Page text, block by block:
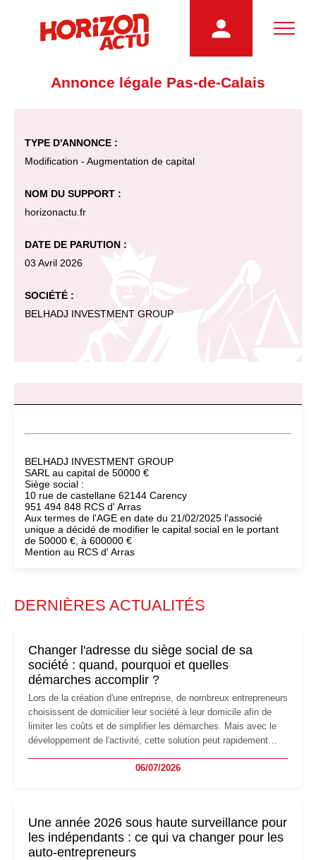
Annonce légale Pas-de-Calais
TYPE D'ANNONCE :
Modification - Augmentation de capital
NOM DU SUPPORT :
horizonactu.fr
DATE DE PARUTION :
03 Avril 2026
SOCIÉTÉ :
BELHADJ INVESTMENT GROUP
BELHADJ INVESTMENT GROUP
SARL au capital de 50000 €
Siège social :
10 rue de castellane 62144 Carency
951 494 848 RCS d' Arras
Aux termes de l'AGE en date du 21/02/2025 l'associé
unique a décidé de modifier le capital social en le portant
de 50000 €, à 600000 €
Mention au RCS d' Arras
DERNIÈRES ACTUALITÉS
Changer l'adresse du siège social de sa
société : quand, pourquoi et quelles
démarches accomplir ?
Lors de la création d'une entreprise, de nombreux entrepreneurs
choisissent de domicilier leur société à leur domicile afin de
limiter les coûts et de simplifier les démarches. Mais avec le
développement de l'activité, cette solution peut rapidement
professionnels, recrutement, image de marque… Le
06/07/2026
Une année 2026 sous haute surveillance pour
les indépendants : ce qui va changer pour les
auto-entrepreneurs